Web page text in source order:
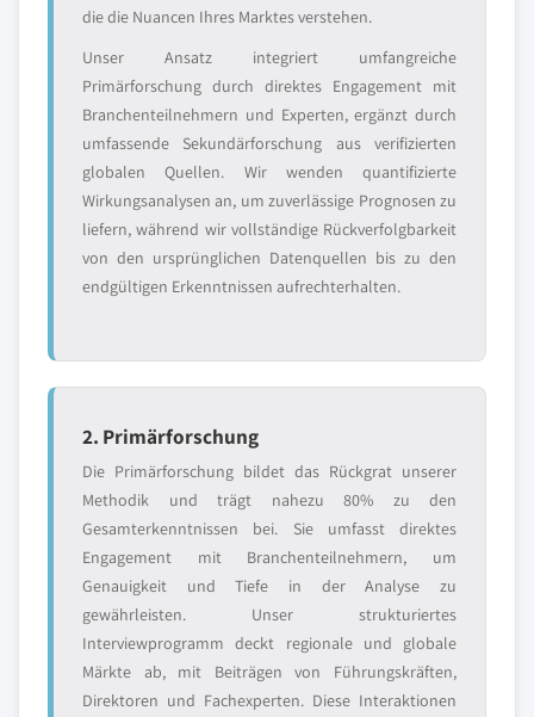
die die Nuancen Ihres Marktes verstehen.
Unser Ansatz integriert umfangreiche
Primärforschung durch direktes Engagement mit
Branchenteilnehmern und Experten, ergänzt durch
umfassende Sekundärforschung aus verifizierten
globalen Quellen. Wir wenden quantifizierte
Wirkungsanalysen an, um zuverlässige Prognosen zu
liefern, während wir vollständige Rückverfolgbarkeit
von den ursprünglichen Datenquellen bis zu den
endgültigen Erkenntnissen aufrechterhalten.
2. Primärforschung
Die Primärforschung bildet das Rückgrat unserer
Methodik und trägt nahezu 80% zu den
Gesamterkenntnissen bei. Sie umfasst direktes
Engagement mit Branchenteilnehmern, um
Genauigkeit und Tiefe in der Analyse zu
gewährleisten. Unser strukturiertes
Interviewprogramm deckt regionale und globale
Märkte ab, mit Beiträgen von Führungskräften,
Direktoren und Fachexperten. Diese Interaktionen